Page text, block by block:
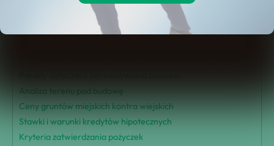
Czynniki decydujące o zatwierdzeniu kredytu hipotecznego na
Analiza terenu pod budowę
Ceny gruntów miejskich kontra wiejskich
Stawki i warunki kredytów hipotecznych
Kryteria zatwierdzania pożyczek